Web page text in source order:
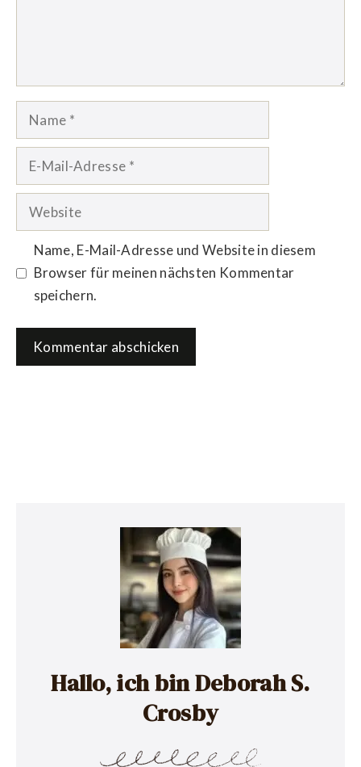
Name
Mail-
Adresse
Website
Name, E-Mail-Adresse und Website in diesem
Browser für meinen nächsten Kommentar
speichern.
Hallo, ich bin Deborah S.
Crosby